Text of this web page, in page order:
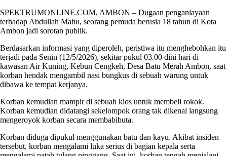
SPEKTRUMONLINE.COM, AMBON – Dugaan penganiayaan
terhadap Abdullah Mahu, seorang pemuda berusia 18 tahun di Kota
Ambon jadi sorotan publik.
Berdasarkan informasi yang diperoleh, peristiwa itu menghebohkan itu
terjadi pada Senin (12/5/2026), sekitar pukul 03.00 dini hari di
kawasan Air Kuning, Kebun Cengkeh, Desa Batu Merah Ambon, saat
korban hendak mengambil nasi bungkus di sebuah warung untuk
dibawa ke tempat kerjanya.
Korban kemudian mampir di sebuah kios untuk membeli rokok.
Korban kemudian didatangi sekelompok orang tak dikenal langsung
mengeroyok korban secara membabibuta.
Korban diduga dipukul menggunakan batu dan kayu. Akibat insiden
tersebut, korban mengalami luka serius di bagian kepala serta